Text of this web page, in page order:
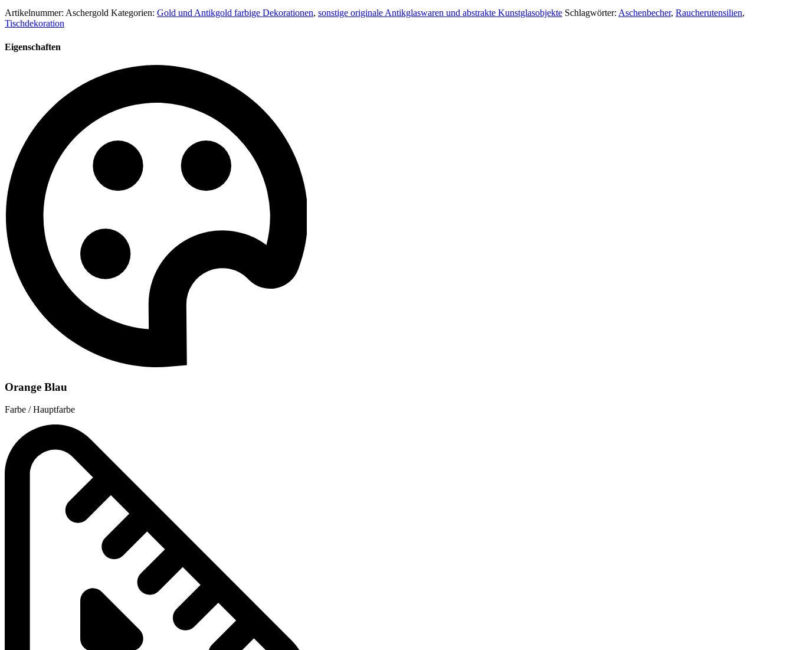
Durchmesser
18
Höhe
5,5
Artikelnummer: Aschergold Kategorien: Gold und Antikgold farbige Dekorationen, sonstige originale Antikglaswaren und abstrakte Kunstglasobjekte Schlagwörter: Aschenbecher, Raucherutensilien,
Tischdekoration
Eigenschaften
Orange Blau
Farbe / Hauptfarbe